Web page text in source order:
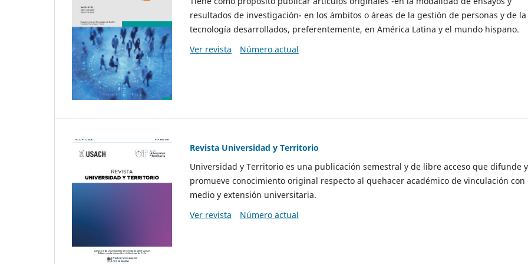
resultados de investigación- en los ámbitos o áreas de la gestión de personas y de la
tecnología desarrollados, preferentemente, en América Latina y el mundo hispano.
Ver revista
Número actual
Revista Universidad y Territorio
Universidad y Territorio es una publicación semestral y de libre acceso que difunde y
promueve conocimiento original respecto al quehacer académico de vinculación con
medio y extensión universitaria.
Ver revista
Número actual